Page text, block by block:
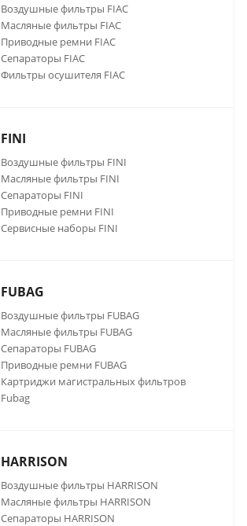
Воздушные фильтры FIAC
Масляные фильтры FIAC
Приводные ремни FIAC
Сепараторы FIAC
Фильтры осушителя FIAC
FINI
Воздушные фильтры FINI
Масляные фильтры FINI
Сепараторы FINI
Приводные ремни FINI
Сервисные наборы FINI
FUBAG
Воздушные фильтры FUBAG
Масляные фильтры FUBAG
Сепараторы FUBAG
Приводные ремни FUBAG
Картриджи магистральных фильтров
Fubag
HARRISON
Воздушные фильтры HARRISON
Масляные фильтры HARRISON
Сепараторы HARRISON